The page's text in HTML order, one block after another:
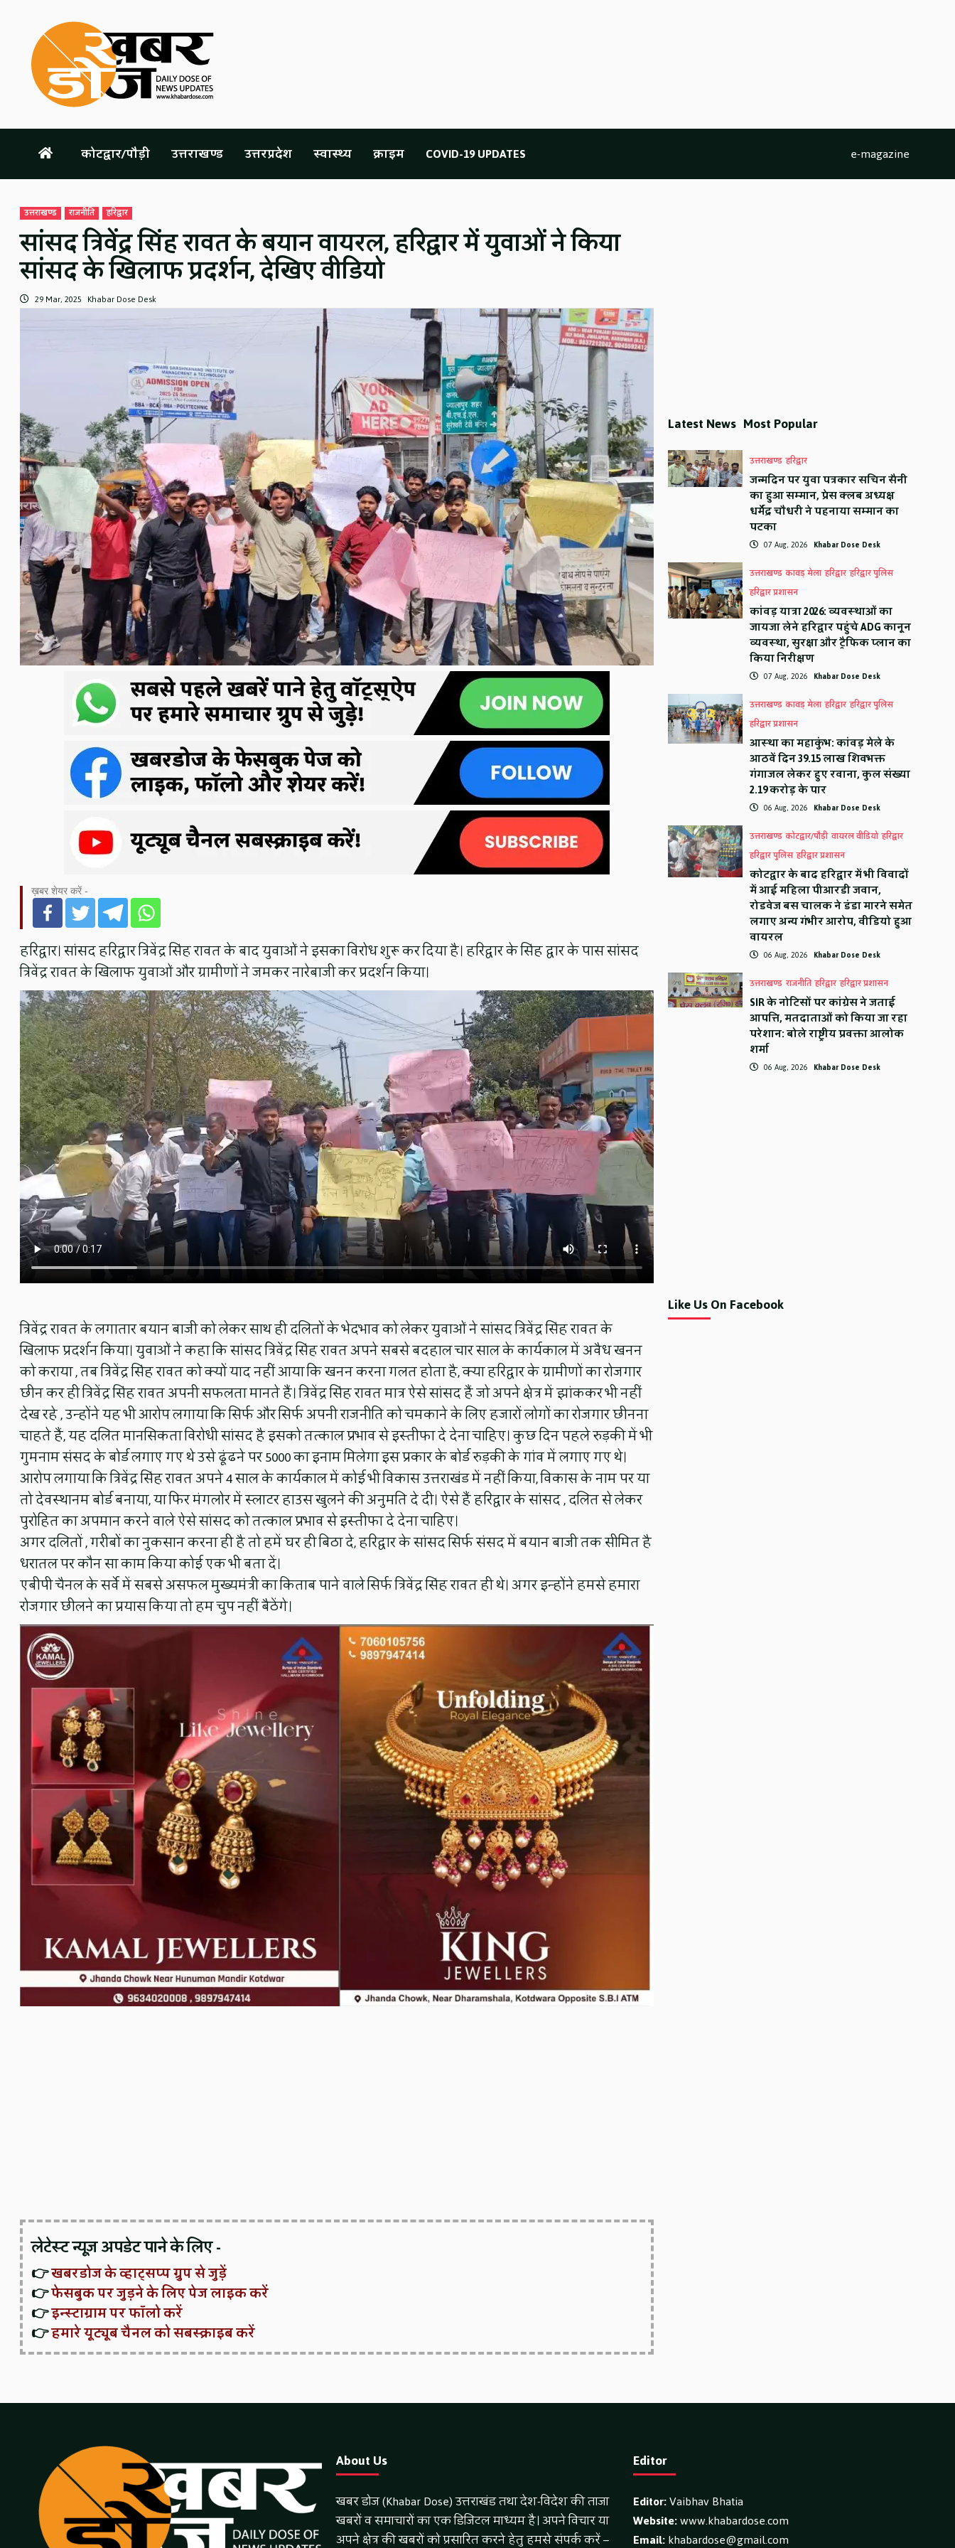
content
कोटद्वार/पौड़ी उत्तराखण्ड उत्तरप्रदेश स्वास्थ्य क्राइम COVID-19 UPDATES e-magazine
उत्तराखण्ड राजनीति हरिद्वार
सांसद त्रिवेंद्र सिंह रावत के बयान वायरल, हरिद्वार में युवाओं ने किया
सांसद के खिलाफ प्रदर्शन, देखिए वीडियो
29 Mar, 2025 Khabar Dose Desk
ख़बर शेयर करें -
हरिद्वार। सांसद हरिद्वार त्रिवेंद्र सिंह रावत के बाद युवाओं ने इसका विरोध शुरू कर दिया है। हरिद्वार के सिंह द्वार के पास सांसद
त्रिवेंद्र रावत के खिलाफ युवाओं और ग्रामीणों ने जमकर नारेबाजी कर प्रदर्शन किया।
त्रिवेंद्र रावत के लगातार बयान बाजी को लेकर साथ ही दलितों के भेदभाव को लेकर युवाओं ने सांसद त्रिवेंद्र सिंह रावत के
खिलाफ प्रदर्शन किया। युवाओं ने कहा कि सांसद त्रिवेंद्र सिंह रावत अपने सबसे बदहाल चार साल के कार्यकाल में अवैध खनन
को कराया , तब त्रिवेंद्र सिंह रावत को क्यों याद नहीं आया कि खनन करना गलत होता है, क्या हरिद्वार के ग्रामीणों का रोजगार
छीन कर ही त्रिवेंद्र सिंह रावत अपनी सफलता मानते हैं। त्रिवेंद्र सिंह रावत मात्र ऐसे सांसद हैं जो अपने क्षेत्र में झांककर भी नहीं
देख रहे , उन्होंने यह भी आरोप लगाया कि सिर्फ और सिर्फ अपनी राजनीति को चमकाने के लिए हजारों लोगों का रोजगार छीनना
चाहते हैं, यह दलित मानसिकता विरोधी सांसद है इसको तत्काल प्रभाव से इस्तीफा दे देना चाहिए। कुछ दिन पहले रुड़की में भी
गुमनाम संसद के बोर्ड लगाए गए थे उसे ढूंढने पर 5000 का इनाम मिलेगा इस प्रकार के बोर्ड रुड़की के गांव में लगाए गए थे।
आरोप लगाया कि त्रिवेंद्र सिंह रावत अपने 4 साल के कार्यकाल में कोई भी विकास उत्तराखंड में नहीं किया, विकास के नाम पर या
तो देवस्थानम बोर्ड बनाया, या फिर मंगलोर में स्लाटर हाउस खुलने की अनुमति दे दी। ऐसे हैं हरिद्वार के सांसद , दलित से लेकर
पुरोहित का अपमान करने वाले ऐसे सांसद को तत्काल प्रभाव से इस्तीफा दे देना चाहिए।
अगर दलितों , गरीबों का नुकसान करना ही है तो हमें घर ही बिठा दे, हरिद्वार के सांसद सिर्फ संसद में बयान बाजी तक सीमित है
धरातल पर कौन सा काम किया कोई एक भी बता दें।
एबीपी चैनल के सर्वे में सबसे असफल मुख्यमंत्री का किताब पाने वाले सिर्फ त्रिवेंद्र सिंह रावत ही थे। अगर इन्होंने हमसे हमारा
रोजगार छीलने का प्रयास किया तो हम चुप नहीं बैठेंगे।
लेटेस्ट न्यूज़ अपडेट पाने के लिए -
👉खबरडोज के व्हाट्सप्प ग्रुप से जुड़ें
👉फेसबुक पर जुड़ने के लिए पेज लाइक करें
👉इन्स्टाग्राम पर फॉलो करें
👉हमारे यूट्यूब चैनल को सबस्क्राइब करें
Latest News Most Popular
उत्तराखण्ड हरिद्वार
जन्मदिन पर युवा पत्रकार सचिन सैनी
का हुआ सम्मान, प्रेस क्लब अध्यक्ष
धर्मेंद्र चौधरी ने पहनाया सम्मान का
पटका
07 Aug, 2026 Khabar Dose Desk
उत्तराखण्ड कावड़ मेला हरिद्वार हरिद्वार पुलिस
हरिद्वार प्रशासन
कांवड़ यात्रा 2026: व्यवस्थाओं का
जायजा लेने हरिद्वार पहुंचे ADG कानून
व्यवस्था, सुरक्षा और ट्रैफिक प्लान का
किया निरीक्षण
07 Aug, 2026 Khabar Dose Desk
उत्तराखण्ड कावड़ मेला हरिद्वार हरिद्वार पुलिस
हरिद्वार प्रशासन
आस्था का महाकुंभ: कांवड़ मेले के
आठवें दिन 39.15 लाख शिवभक्त
गंगाजल लेकर हुए रवाना, कुल संख्या
2.19 करोड़ के पार
06 Aug, 2026 Khabar Dose Desk
उत्तराखण्ड कोटद्वार/पौड़ी वायरल वीडियो हरिद्वार
हरिद्वार पुलिस हरिद्वार प्रशासन
कोटद्वार के बाद हरिद्वार में भी विवादों
में आई महिला पीआरडी जवान,
रोडवेज बस चालक ने डंडा मारने समेत
लगाए अन्य गंभीर आरोप, वीडियो हुआ
वायरल
06 Aug, 2026 Khabar Dose Desk
उत्तराखण्ड राजनीति हरिद्वार हरिद्वार प्रशासन
SIR के नोटिसों पर कांग्रेस ने जताई
आपत्ति, मतदाताओं को किया जा रहा
परेशान: बोले राष्ट्रीय प्रवक्ता आलोक
शर्मा
06 Aug, 2026 Khabar Dose Desk
Like Us On Facebook
About Us
खबर डोज (Khabar Dose) उत्तराखंड तथा देश-विदेश की ताजा
खबरों व समाचारों का एक डिजिटल माध्यम है। अपने विचार या
अपने क्षेत्र की खबरों को प्रसारित करने हेतु हमसे संपर्क करें –
Editor
Editor:Vaibhav Bhatia
Website:www.khabardose.com
Email:khabardose@gmail.com